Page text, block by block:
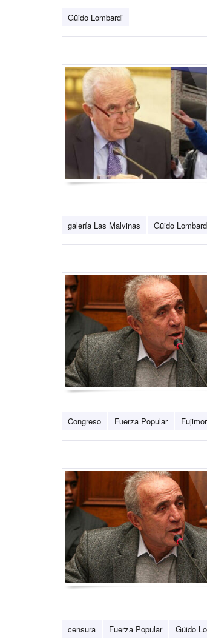
Güido Lombardi
galería Las Malvinas Güido
Congreso Fuerza Popular
censura Fuerza Popular Güido